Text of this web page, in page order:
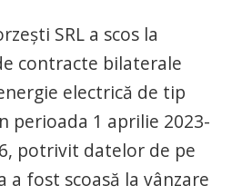
SRL a scos la
contracte bilaterale
electrică de tip
perioada 1 aprilie 2023-
potrivit datelor de pe
a fost scoasă la vânzare